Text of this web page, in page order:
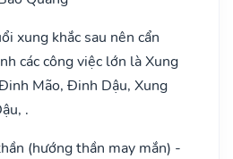
xung khắc sau nên cẩn
các công việc lớn là Xung
Mão, Đinh Dậu, Xung
.
(hướng thần may mắn) -